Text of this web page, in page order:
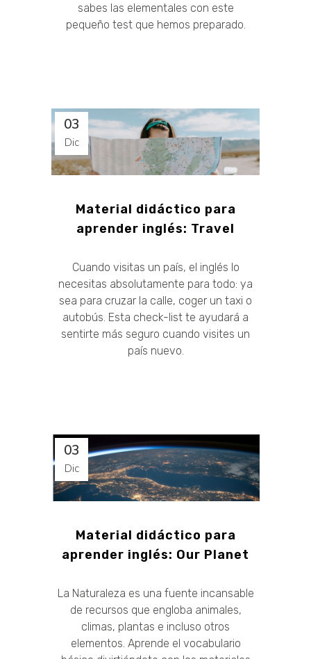
sabes las elementales con este
pequeño test que hemos preparado.
03
Dic
Material didáctico para
aprender inglés: Travel
Cuando visitas un país, el inglés lo
necesitas absolutamente para todo: ya
sea para cruzar la calle, coger un taxi o
autobús. Esta check-list te ayudará a
sentirte más seguro cuando visites un
país nuevo.
03
Dic
Material didáctico para
aprender inglés: Our Planet
La Naturaleza es una fuente incansable
de recursos que engloba animales,
climas, plantas e incluso otros
elementos. Aprende el vocabulario